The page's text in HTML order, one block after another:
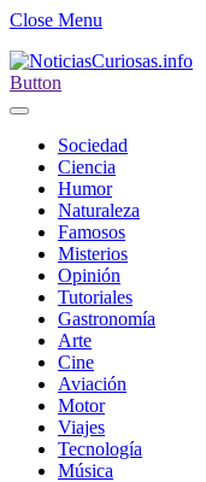
Close Menu
Button
Sociedad
Ciencia
Humor
Naturaleza
Famosos
Misterios
Opinión
Tutoriales
Gastronomía
Arte
Cine
Aviación
Motor
Viajes
Tecnología
Música